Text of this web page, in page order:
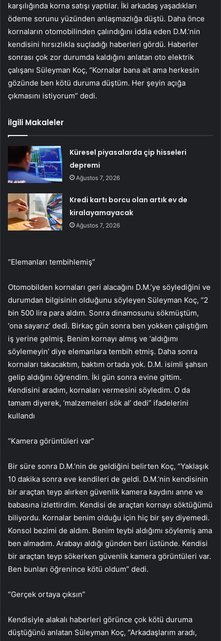
karşılığında korna satışı yaptılar. İki arkadaş yaşadıkları
ödeme sorunu yüzünden anlaşmazlığa düştü. Daha önce
kornaların otomobilinden çalındığını iddia eden D.M.’nin
kendisini hırsızlıkla suçladığı haberleri gördü. Haberler
sonrası çok zor durumda kaldığını anlatan oto elektrik
çalışanı Süleyman Koç, “Kornalar bana ait ama herkesin
gözünde ben kötü duruma düştüm. Her şeyin açığa
çıkmasını istiyorum” dedi.
İlgili Makaleler
Küresel piyasalarda çip hisseleri
depremi
Ağustos 7, 2026
Kredi kartı borcu olan artık ev de
kiralayamayacak
Ağustos 7, 2026
“Elemanları tembihlemiş”
Otomobilden kornaları geri alacağını D.M.’ye söylediğini ve
durumdan bilgisinin olduğunu söyleyen Süleyman Koç, “2
bin 500 lira para aldım. Sonra dinamosunu sökmüştüm,
‘ona sayarız’ dedi. Birkaç gün sonra ben yokken çalıştığım
iş yerine gelmiş. Benim kornayı almış ve ‘aldığımı
söylemeyin’ diye elemanlara tembih etmiş. Daha sonra
kornaları takacaktım, baktım ortada yok. D.M. isimli şahsın
gelip aldığını öğrendim. İki gün sonra evine gittim.
Kendisini aradım, kornaları vermesini söyledim. O da
tamam diyerek, ‘malzemeleri sök al’ dedi” ifadelerini
kullandı
“Kamera görüntüleri var”
Bir süre sonra D.M.’nin de geldiğini belirten Koç, “Yaklaşık
10 dakika sonra eve kendileri de geldi. D.M.’nin kendisinin
bir araçtan teyp alırken güvenlik kamera kaydını anne ve
babasına izlettirdim. Kendisi de araçtan kornayı söktüğümü
biliyordu. Kornalar benim olduğu için hiç bir şey diyemedi.
Konsol bezimi de aldım. Benim teybi aldığımı söylemiş ama
ben almadım. Arabayı aldığı günden beri üstünde. Kendisi
bir araçtan teyp sökerken güvenlik kamera görüntüleri var.
Ben bunları öğrenince kötü oldum” dedi.
“Gerçek ortaya çıksın”
Kendisiyle alakalı haberleri görünce çok kötü duruma
düştüğünü anlatan Süleyman Koç, “Arkadaşlarım aradı,